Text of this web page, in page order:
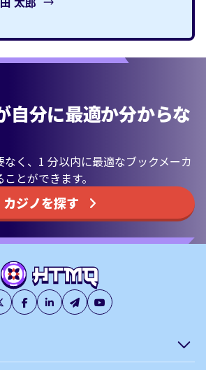
自分に最適か分からな
く、1 分以内に最適なブックメーカ
とができます。
カジノを探す